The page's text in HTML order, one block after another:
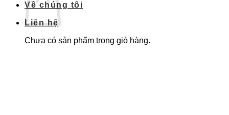
Chưa có sản phẩm trong giỏ hàng.
Về chúng tôi
Liên hệ